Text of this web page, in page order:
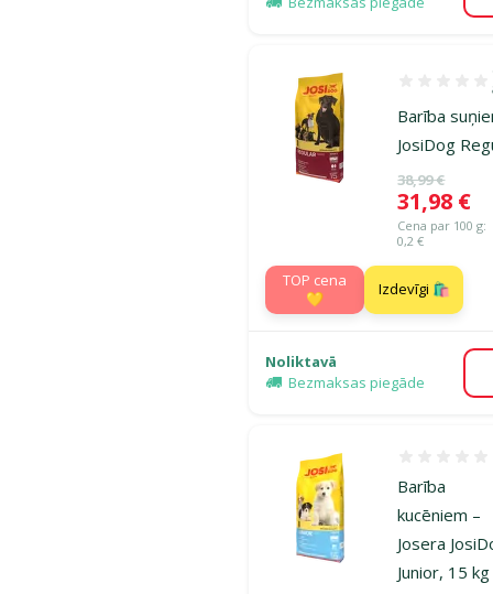
Barība
JosiDog
Oriģinālā
38,99 €
Cena
31,98 €
Cena par 100 g:
0,2 €
TOP cena
💛
Izdevīgi 🛍️
Noliktavā
Bezmaksas piegāde
Barība
kucēniem –
Josera
Junior, 15 kg